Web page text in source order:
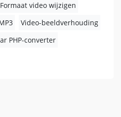
Formaat video wijzigen
Video-beeldverhouding
PHP-converter